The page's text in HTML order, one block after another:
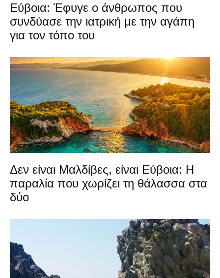
Εύβοια: Έφυγε ο άνθρωπος που
συνδύασε την ιατρική με την αγάπη
για τον τόπο του
Δεν είναι Μαλδίβες, είναι Εύβοια: Η
παραλία που χωρίζει τη θάλασσα στα
δύο